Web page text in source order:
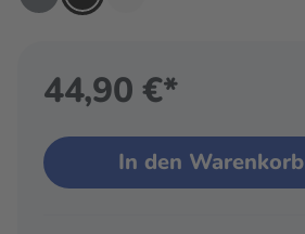
44,90 €*
In den Warenkorb